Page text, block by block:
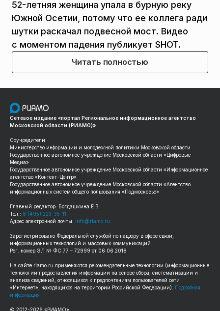
52-летняя женщина упала в бурную реку
Южной Осетии, потому что ее коллега ради
шутки раскачал подвесной мост. Видео
с моментом падения публикует SHOT.
Читать полностью
Сетевое издание «портал Региональное информационное агентство
Московской области (РИАМО)»
Соучредители:
Министерство информации и молодежной политики Московской области
Государственное автономное учреждение Московской области «Цифровые
Медиа»
Государственное автономное учреждение Московской области «Информационное
агентство «Контент-Центр»
Государственное автономное учреждение Московской области «Агентство
информационных систем общего пользования «Подмосковье»
Главный редактор: Богдашкина Е.В.
Тел.: 8 (495) 223-35-11
Адрес электронной почты: info@riamo.ru
Зарегистрировано Федеральной службой по надзору в сфере связи,
информационных технологий и массовых коммуникаций
Рег. номер ЭЛ № ФС 77 – 72999 от 06.06.2018
На сайте riamo.ru применяются рекомендательные технологии (информационные
технологии предоставления информации на основе сбора, систематизации и
анализа сведений, относящихся к предпочтениям пользователей сети
«Интернет», находящихся на территории Российской Федерации).
Подробная
информация
© 2012-2026 «РИАМО».